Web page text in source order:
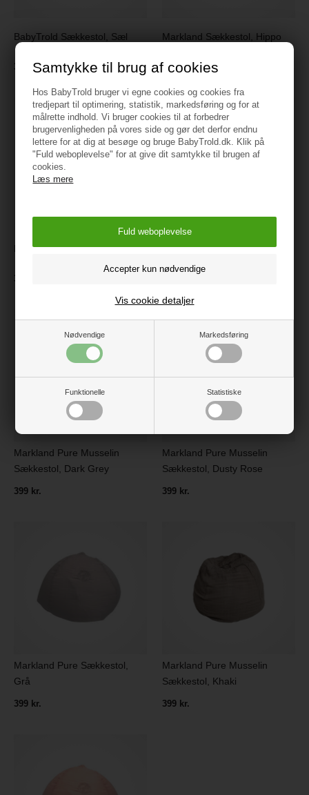
Samtykke til brug af cookies
Hos BabyTrold bruger vi egne cookies og cookies fra
tredjepart til optimering, statistik, markedsføring og for at
målrette indhold. Vi bruger cookies til at forbedrer
brugervenligheden på vores side og gør det derfor endnu
lettere for at dig at besøge og bruge BabyTrold.dk. Klik på
"Fuld weboplevelse" for at give dit samtykke til brugen af
cookies.
Læs mere
Nødvendige Markedsføring
Funktionelle Statistiske
Vis cookie detaljer
BabyTrold Sækkestol, Sæl
399 kr.
Markland Sækkestol, Hippo
399 kr.
BabyTrold Sækkestol, Hval
399 kr.
Markland Sækkestol, Grå
Markland Pure Musselin
Sækkestol, Dark Grey
399 kr.
Markland Pure Musselin
Sækkestol, Dusty Rose
399 kr.
Markland Pure Sækkestol,
Grå
399 kr.
Markland Pure Musselin
Sækkestol, Khaki
399 kr.